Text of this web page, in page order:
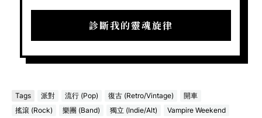
診斷我的靈魂旋律
Tags 派對 流行 (Pop) 復古 (Retro/Vintage)
開車
搖滾 (Rock)
樂團 (Band) 獨立 (Indie/Alt) Vampire Weekend